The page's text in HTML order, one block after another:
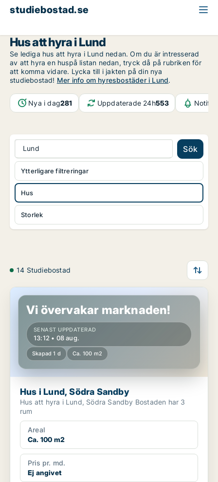
studiebostad.se
Hus att hyra i Lund
Se lediga hus att hyra i Lund nedan. Om du är intresserad
av att hyra en huspå listan nedan, tryck då på rubriken för
att komma vidare. Lycka till i jakten på din nya
studiebostad! Mer info om hyresbostäder i Lund.
Nya i dag281 Uppdaterade 24h553
Lund Sök
Hus
Storlek
Ytterligare filtreringar
14 Studiebostad
Hus i Lund, Södra Sandby
Vi övervakar marknaden!
SENAST UPPDATERAD
13:12 • 08 aug.
Skapad 1 d Ca. 100 m2
Hus i Lund, Södra Sandby
Hus att hyra i Lund, Södra Sandby Bostaden har 3
rum
Areal
Ca. 100 m2
Pris pr. md.
Ej angivet